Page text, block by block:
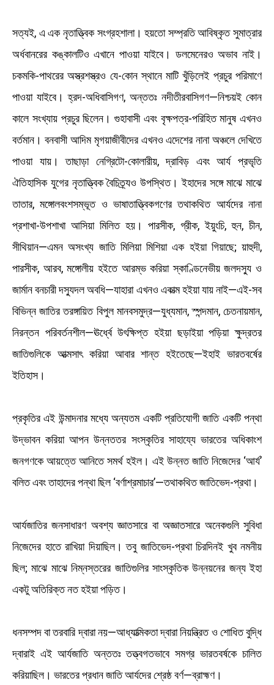
সত্যই, এ এক নৃতাত্ত্বিক সংগ্রহশালা। হয়তো সম্প্রতি আবিষ্কৃত সুমাত্রার
অর্ধবানরের কঙ্কালটিও এখানে পাওয়া যাইবে। ডলমেনেরও অভাব নাই।
চকমকি-পাথরের অস্ত্রশস্ত্রও যে-কোন স্থানে মাটি খুঁড়িলেই প্রচুর পরিমাণে
পাওয়া যাইবে। হ্রদ-অধিবাসিগণ, অন্ততঃ নদীতীরবাসিগণ—নিশ্চয়ই কোন
কালে সংখ্যায় প্রচুর ছিলেন। গুহাবাসী এবং বৃক্ষপত্র-পরিহিত মানুষ এখনও
বর্তমান। বনবাসী আদিম মৃগয়াজীবীদের এখনও এদেশের নানা অঞ্চলে দেখিতে
পাওয়া যায়। তাছাড়া নেগ্রিটো-কোলারীয়, দ্রাবিড় এবং আর্য প্রভৃতি
ঐতিহাসিক যুগের নৃতাত্ত্বিক বৈচিত্র্যও উপস্থিত। ইহাদের সঙ্গে মাঝে মাঝে
তাতার, মঙ্গোলবংশসম্ভূত ও ভাষাতাত্ত্বিকগণের তথাকথিত আর্যদের নানা
প্রশাখা-উপশাখা আসিয়া মিলিত হয়। পারসীক, গ্রীক, ইয়ুংচি, হুন, চীন,
সীথিয়ান—এমন অসংখ্য জাতি মিলিয়া মিশিয়া এক হইয়া গিয়াছে; য়াহুদী,
পারসীক, আরব, মঙ্গোলীয় হইতে আরম্ভ করিয়া স্কাণ্ডিনেভীয় জলদস্যু ও
জার্মান বনচারী দস্যুদল অবধি—যাহারা এখনও একাত্ম হইয়া যায় নাই—এই-সব
বিভিন্ন জাতির তরঙ্গায়িত বিপুল মানবসমুদ্র—যুধ্যমান, স্পন্দমান, চেতনায়মান,
নিরন্তন পরিবর্তনশীল—ঊর্ধ্বে উৎক্ষিপ্ত হইয়া ছড়াইয়া পড়িয়া ক্ষুদ্রতর
জাতিগুলিকে আত্মসাৎ করিয়া আবার শান্ত হইতেছে—ইহাই ভারতবর্ষের
ইতিহাস।
প্রকৃতির এই উন্মাদনার মধ্যে অন্যতম একটি প্রতিযোগী জাতি একটি পন্থা
উদ্ভাবন করিয়া আপন উন্নততর সংস্কৃতির সাহায্যে ভারতের অধিকাংশ
জনগণকে আয়ত্তে আনিতে সমর্থ হইল। এই উন্নত জাতি নিজেদের ‘আর্য’
বলিত এবং তাহাদের পন্থা ছিল ‘বর্ণাশ্রমাচার’—তথাকথিত জাতিভেদ-প্রথা।
আর্যজাতির জনসাধারণ অবশ্য জ্ঞাতসারে বা অজ্ঞাতসারে অনেকগুলি সুবিধা
নিজেদের হাতে রাখিয়া দিয়াছিল। তবু জাতিভেদ-প্রথা চিরদিনই খুব নমনীয়
ছিল; মাঝে মাঝে নিম্নস্তরের জাতিগুলির সাংস্কৃতিক উন্নয়নের জন্য ইহা
একটু অতিরিক্ত নত হইয়া পড়িত।
ধনসম্পদ বা তরবারি দ্বারা নয়—আধ্যাত্মিকতা দ্বারা নিয়ন্ত্রিত ও শোধিত বুদ্ধি
দ্বারাই এই আর্যজাতি অন্ততঃ তত্ত্বগতভাবে সমগ্র ভারতবর্ষকে চালিত
করিয়াছিল। ভারতের প্রধান জাতি আর্যদের শ্রেষ্ঠ বর্ণ—ব্রাহ্মণ।